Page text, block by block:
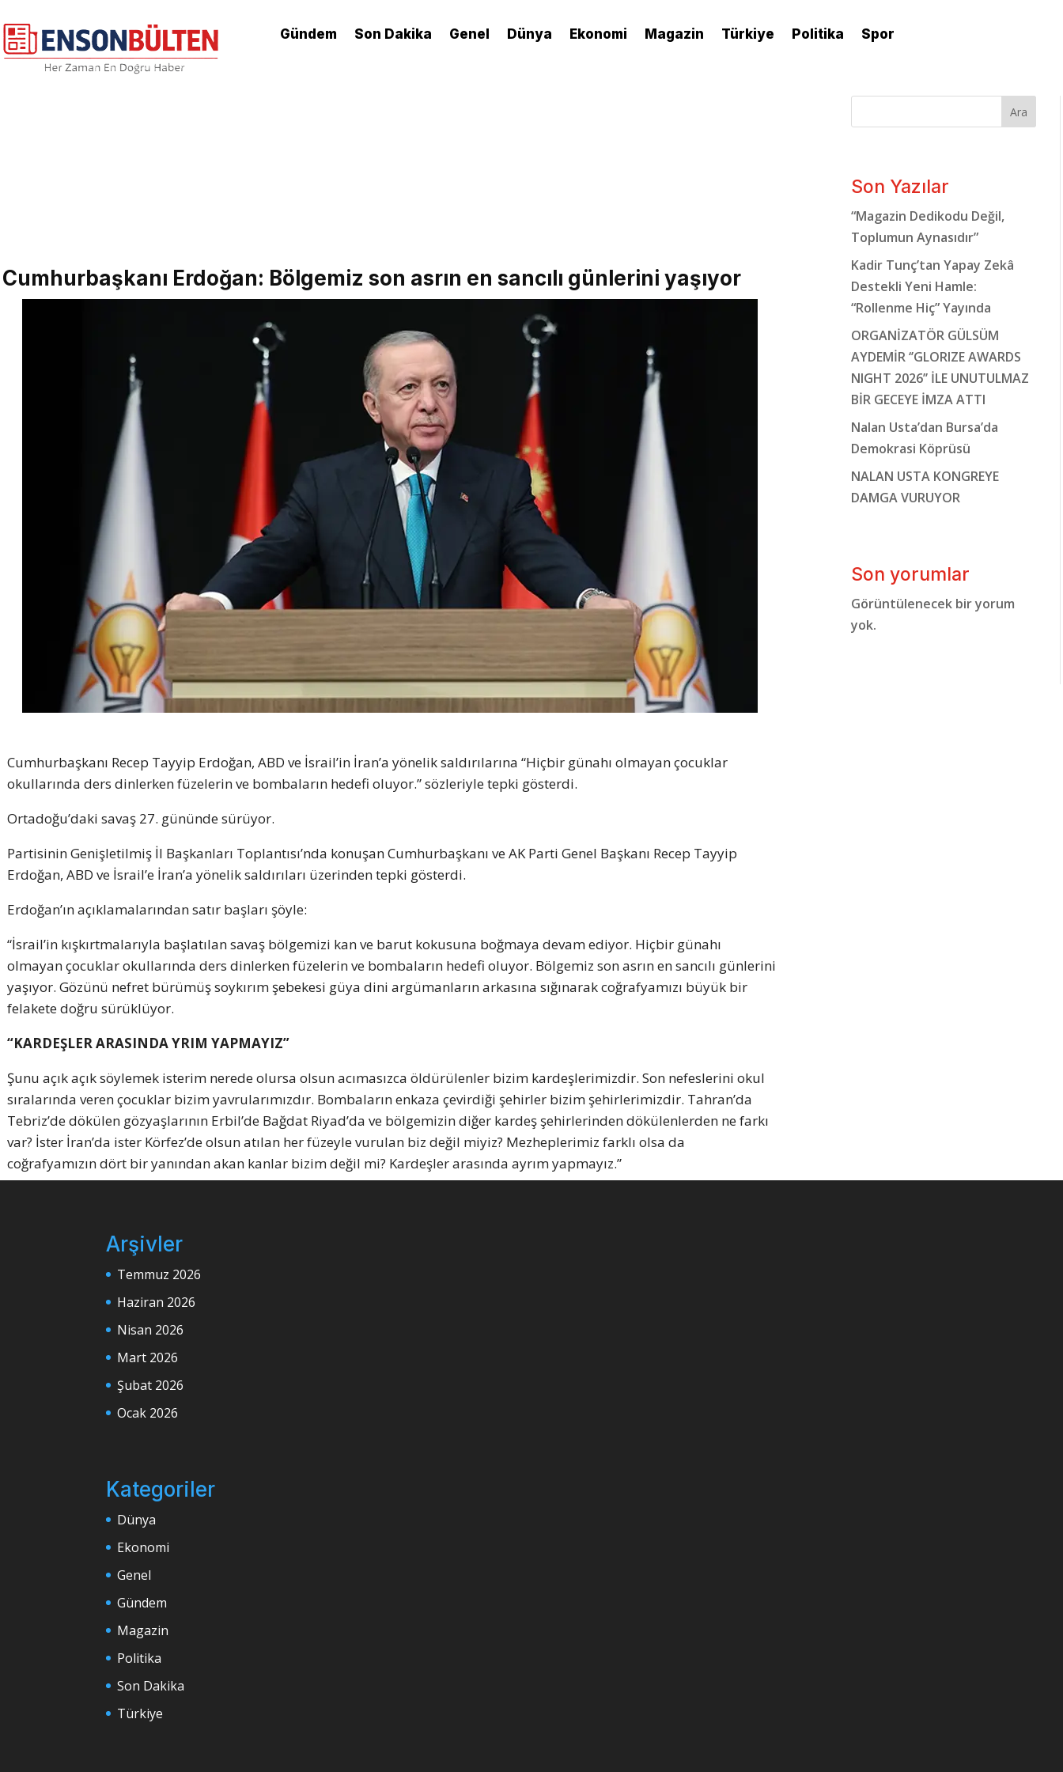
Gündem Son Dakika Genel Dünya Ekonomi Magazin Türkiye Politika Spor
Cumhurbaşkanı Erdoğan: Bölgemiz son asrın en sancılı günlerini yaşıyor
Cumhurbaşkanı Recep Tayyip Erdoğan, ABD ve İsrail’in İran’a yönelik saldırılarına “Hiçbir günahı olmayan çocuklar
okullarında ders dinlerken füzelerin ve bombaların hedefi oluyor.” sözleriyle tepki gösterdi.
Ortadoğu’daki savaş 27. gününde sürüyor.
Partisinin Genişletilmiş İl Başkanları Toplantısı’nda konuşan Cumhurbaşkanı ve AK Parti Genel Başkanı Recep Tayyip
Erdoğan, ABD ve İsrail’e İran’a yönelik saldırıları üzerinden tepki gösterdi.
Erdoğan’ın açıklamalarından satır başları şöyle:
“İsrail’in kışkırtmalarıyla başlatılan savaş bölgemizi kan ve barut kokusuna boğmaya devam ediyor. Hiçbir günahı
olmayan çocuklar okullarında ders dinlerken füzelerin ve bombaların hedefi oluyor. Bölgemiz son asrın en sancılı günlerini
yaşıyor. Gözünü nefret bürümüş soykırım şebekesi güya dini argümanların arkasına sığınarak coğrafyamızı büyük bir
felakete doğru sürüklüyor.
“KARDEŞLER ARASINDA YRIM YAPMAYIZ”
Şunu açık açık söylemek isterim nerede olursa olsun acımasızca öldürülenler bizim kardeşlerimizdir. Son nefeslerini okul
sıralarında veren çocuklar bizim yavrularımızdır. Bombaların enkaza çevirdiği şehirler bizim şehirlerimizdir. Tahran’da
Tebriz’de dökülen gözyaşlarının Erbil’de Bağdat Riyad’da ve bölgemizin diğer kardeş şehirlerinden dökülenlerden ne farkı
var? İster İran’da ister Körfez’de olsun atılan her füzeyle vurulan biz değil miyiz? Mezheplerimiz farklı olsa da
coğrafyamızın dört bir yanından akan kanlar bizim değil mi? Kardeşler arasında ayrım yapmayız.”
Ara
Son Yazılar
“Magazin Dedikodu Değil,
Toplumun Aynasıdır”
Kadir Tunç’tan Yapay Zekâ
Destekli Yeni Hamle:
“Rollenme Hiç” Yayında
ORGANİZATÖR GÜLSÜM
AYDEMİR ‘’GLORIZE AWARDS
NIGHT 2026’’ İLE UNUTULMAZ
BİR GECEYE İMZA ATTI
Nalan Usta’dan Bursa’da
Demokrasi Köprüsü
NALAN USTA KONGREYE
DAMGA VURUYOR
Son yorumlar
Görüntülenecek bir yorum
yok.
Arşivler
Temmuz 2026
Haziran 2026
Nisan 2026
Mart 2026
Şubat 2026
Ocak 2026
Kategoriler
Dünya
Ekonomi
Genel
Gündem
Magazin
Politika
Son Dakika
Türkiye